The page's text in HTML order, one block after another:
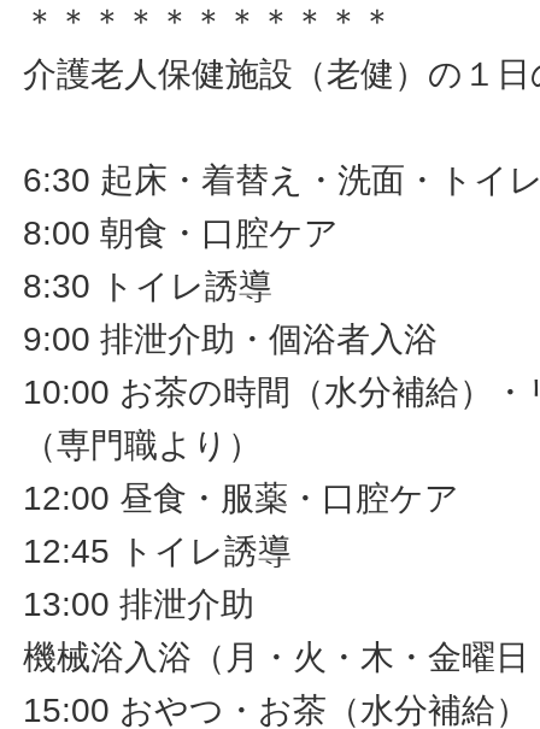
＊＊＊＊＊＊＊＊＊＊＊
介護老人保健施設（老健）の１
6:30 起床・着替え・洗面・トイ
8:00 朝食・口腔ケア
8:30 トイレ誘導
9:00 排泄介助・個浴者入浴
10:00 お茶の時間（水分補給）
（専門職より）
12:00 昼食・服薬・口腔ケア
12:45 トイレ誘導
13:00 排泄介助
機械浴入浴（月・火・木・金曜
15:00 おやつ・お茶（水分補給）